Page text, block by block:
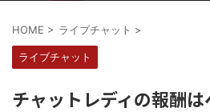
HOME > ライブチャット >
ライブチャット
チャットレディの報酬